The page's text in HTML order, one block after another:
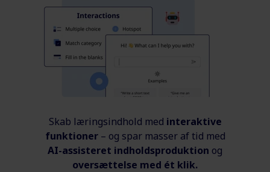
Skab læringsindhold med interaktive
funktioner– og spar masser af tid med
AI-assisteret indholdsproduktion og
oversættelse med ét klik.